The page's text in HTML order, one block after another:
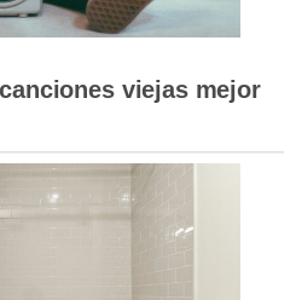
viejas mejor